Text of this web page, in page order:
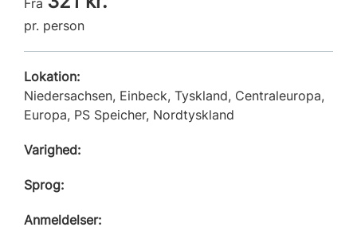
pr. person
Lokation:
Niedersachsen, Einbeck, Tyskland, Centraleuropa,
Europa, PS Speicher, Nordtyskland
Varighed:
Sprog:
Anmeldelser: